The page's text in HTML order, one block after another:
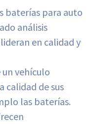
baterías para auto
análisis
en calidad y
vehículo
calidad de sus
las baterías.